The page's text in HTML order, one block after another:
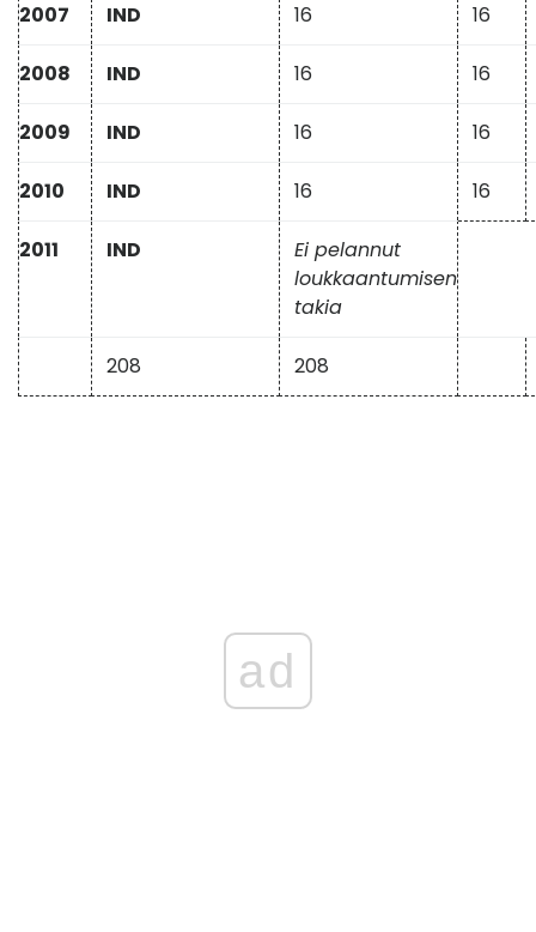
2007 IND 16 16
2008 IND 16 16
2009 IND 16 16
2010 IND 16 16
2011 IND
Ei pelannut
loukkaantumisen
takia
208 208
ad